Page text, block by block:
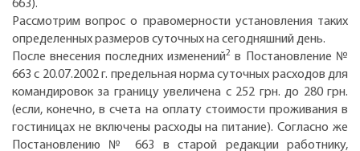
663).
Рассмотрим вопрос о правомерности установления таких
определенных размеров суточных на сегодняшний день.
После внесения последних изменений2 в Постановление №
663 с 20.07.2002 г. предельная норма суточных расходов для
командировок за границу увеличена с 252 грн. до 280 грн.
(если, конечно, в счета на оплату стоимости проживания в
гостиницах не включены расходы на питание). Согласно же
Постановлению № 663 в старой редакции работнику,